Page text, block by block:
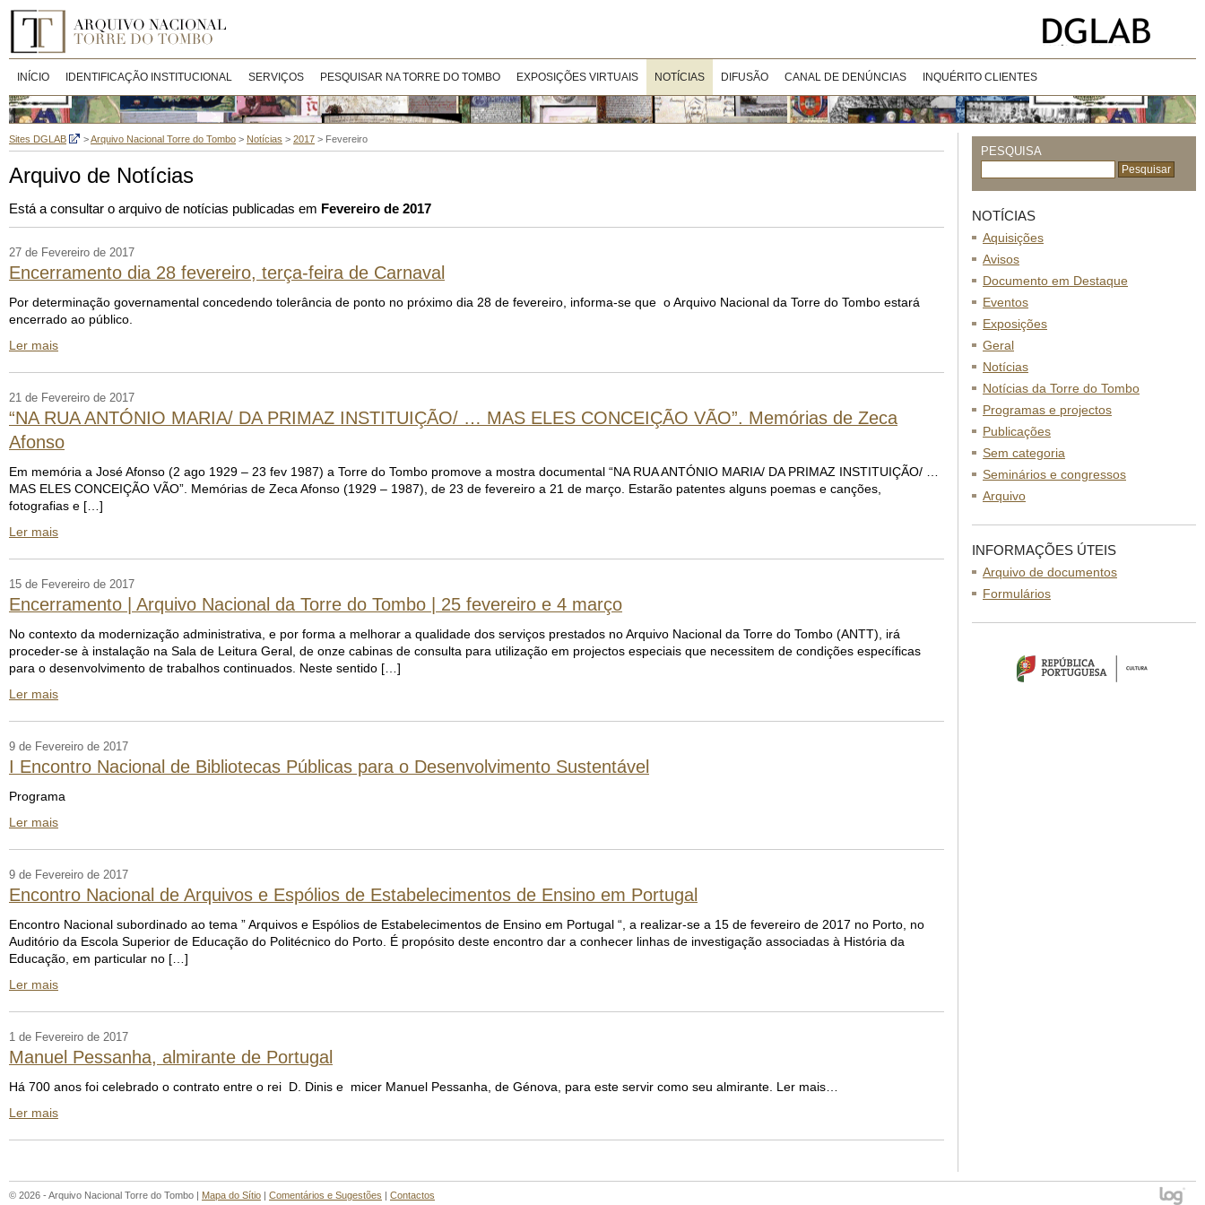
INÍCIO IDENTIFICAÇÃO INSTITUCIONAL SERVIÇOS PESQUISAR NA TORRE DO TOMBO EXPOSIÇÕES VIRTUAIS NOTÍCIAS DIFUSÃO CANAL DE DENÚNCIAS INQUÉRITO CLIENTES
Sites DGLAB >Arquivo Nacional Torre do Tombo > Notícias > 2017 > Fevereiro
Arquivo de Notícias
Está a consultar o arquivo de notícias publicadas em Fevereiro de 2017
27 de Fevereiro de 2017
Encerramento dia 28 fevereiro, terça-feira de Carnaval
Por determinação governamental concedendo tolerância de ponto no próximo dia 28 de fevereiro, informa-se que o Arquivo Nacional da Torre do Tombo estará
encerrado ao público.
Ler mais
21 de Fevereiro de 2017
“NA RUA ANTÓNIO MARIA/ DA PRIMAZ INSTITUIÇÃO/ … MAS ELES CONCEIÇÃO VÃO”. Memórias de Zeca
Afonso
Em memória a José Afonso (2 ago 1929 – 23 fev 1987) a Torre do Tombo promove a mostra documental “NA RUA ANTÓNIO MARIA/ DA PRIMAZ INSTITUIÇÃO/ …
MAS ELES CONCEIÇÃO VÃO”. Memórias de Zeca Afonso (1929 – 1987), de 23 de fevereiro a 21 de março. Estarão patentes alguns poemas e canções,
fotografias e […]
Ler mais
15 de Fevereiro de 2017
Encerramento | Arquivo Nacional da Torre do Tombo | 25 fevereiro e 4 março
No contexto da modernização administrativa, e por forma a melhorar a qualidade dos serviços prestados no Arquivo Nacional da Torre do Tombo (ANTT), irá
proceder-se à instalação na Sala de Leitura Geral, de onze cabinas de consulta para utilização em projectos especiais que necessitem de condições específicas
para o desenvolvimento de trabalhos continuados. Neste sentido […]
Ler mais
9 de Fevereiro de 2017
I Encontro Nacional de Bibliotecas Públicas para o Desenvolvimento Sustentável
Programa
Ler mais
9 de Fevereiro de 2017
Encontro Nacional de Arquivos e Espólios de Estabelecimentos de Ensino em Portugal
Encontro Nacional subordinado ao tema ” Arquivos e Espólios de Estabelecimentos de Ensino em Portugal “, a realizar-se a 15 de fevereiro de 2017 no Porto, no
Auditório da Escola Superior de Educação do Politécnico do Porto. É propósito deste encontro dar a conhecer linhas de investigação associadas à História da
Educação, em particular no […]
Ler mais
1 de Fevereiro de 2017
Manuel Pessanha, almirante de Portugal
Há 700 anos foi celebrado o contrato entre o rei D. Dinis e micer Manuel Pessanha, de Génova, para este servir como seu almirante. Ler mais…
Ler mais
PESQUISA
NOTÍCIAS
Aquisições
Avisos
Documento em Destaque
Eventos
Exposições
Geral
Notícias
Notícias da Torre do Tombo
Programas e projectos
Publicações
Sem categoria
Seminários e congressos
Arquivo
INFORMAÇÕES ÚTEIS
Arquivo de documentos
Formulários
© 2026 - Arquivo Nacional Torre do Tombo | Mapa do Sítio | Comentários e Sugestões | Contactos